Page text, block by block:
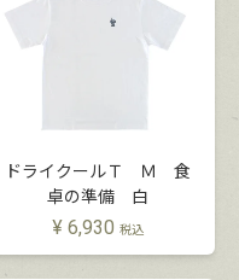
ドライクールＴ Ｍ 食
卓の準備 白
¥ 6,930 税込